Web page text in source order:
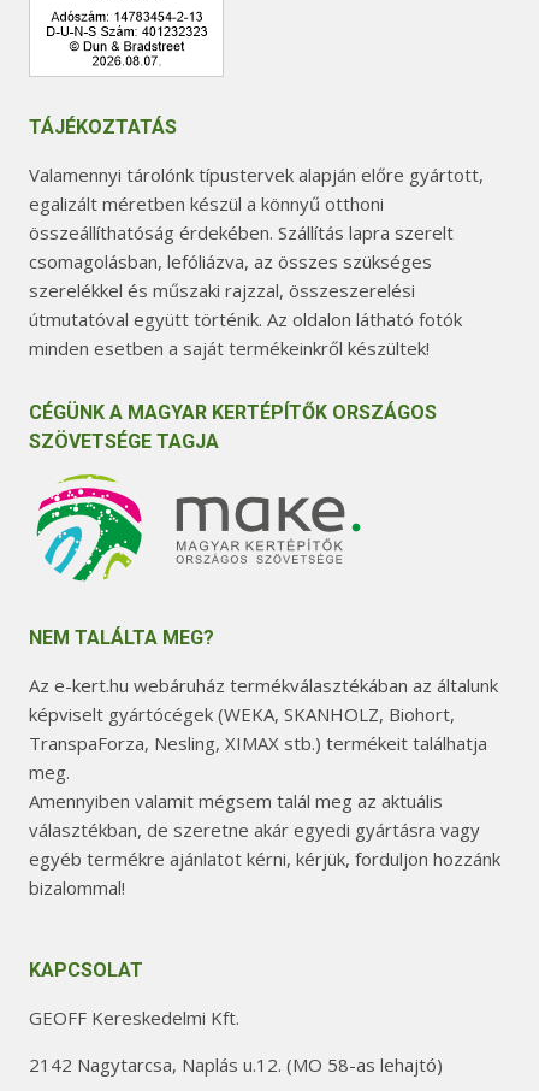
TÁJÉKOZTATÁS
Valamennyi tárolónk típustervek alapján előre gyártott,
egalizált méretben készül a könnyű otthoni
összeállíthatóság érdekében. Szállítás lapra szerelt
csomagolásban, lefóliázva, az összes szükséges
szerelékkel és műszaki rajzzal, összeszerelési
útmutatóval együtt történik. Az oldalon látható fotók
minden esetben a saját termékeinkről készültek!
CÉGÜNK A MAGYAR KERTÉPÍTŐK ORSZÁGOS
SZÖVETSÉGE TAGJA
NEM TALÁLTA MEG?
Az e-kert.hu webáruház termékválasztékában az általunk
képviselt gyártócégek (WEKA, SKANHOLZ, Biohort,
TranspaForza, Nesling, XIMAX stb.) termékeit találhatja
meg.
Amennyiben valamit mégsem talál meg az aktuális
választékban, de szeretne akár egyedi gyártásra vagy
egyéb termékre ajánlatot kérni, kérjük, forduljon hozzánk
bizalommal!
KAPCSOLAT
GEOFF Kereskedelmi Kft.
2142 Nagytarcsa, Naplás u.12. (MO 58-as lehajtó)